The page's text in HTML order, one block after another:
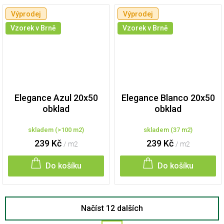
Výprodej
Vzorek v Brně
Elegance Azul 20x50
obklad
skladem (>100 m2)
239 Kč / m2
Do košíku
Výprodej
Vzorek v Brně
Elegance Blanco 20x50
obklad
skladem (37 m2)
239 Kč / m2
Do košíku
Načíst 12 dalších